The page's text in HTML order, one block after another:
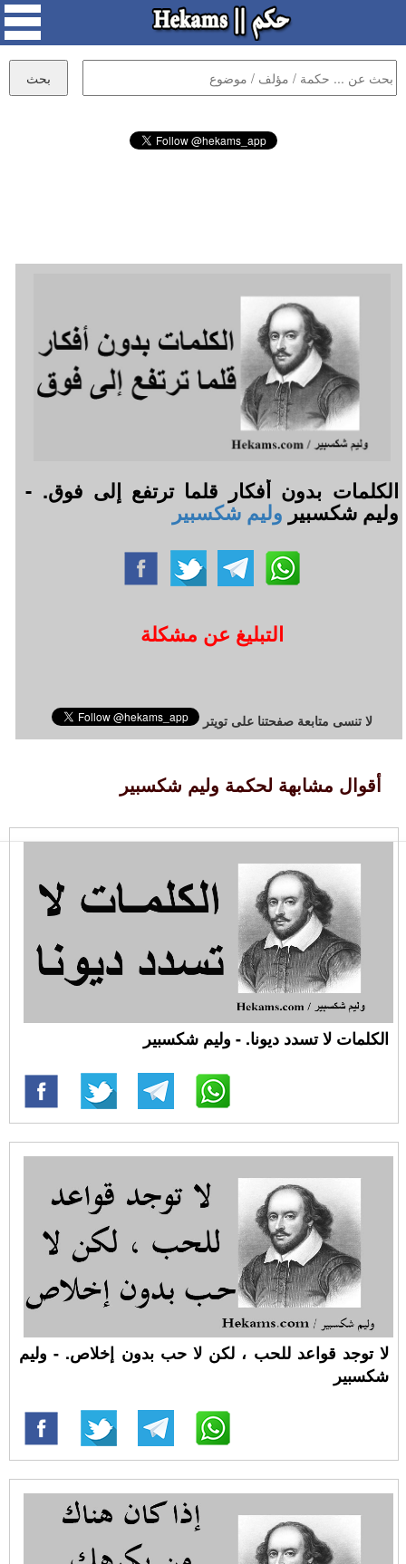
الكلمات بدون أفكار قلما ترتفع إلى فوق. -
وليم شكسبيروليم شكسبير
التبليغ عن مشكلة
لا تنسى متابعة صفحتنا على تويتر
أقوال مشابهة لحكمة وليم شكسبير
الكلمات لا تسدد ديونا. - وليم شكسبير
لا توجد قواعد للحب ، لكن لا حب بدون إخلاص. - وليم
شكسبير